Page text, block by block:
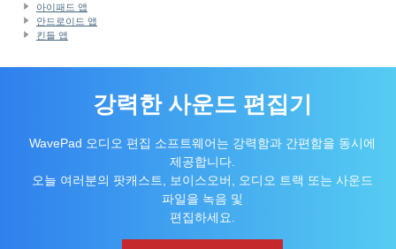
아이패드 앱
안드로이드 앱
킨들 앱
강력한 사운드 편집기
WavePad 오디오 편집 소프트웨어는 강력함과 간편함을 동시에
제공합니다.
오늘 여러분의 팟캐스트, 보이스오버, 오디오 트랙 또는 사운드
파일을 녹음 및
편집하세요.